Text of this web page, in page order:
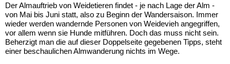
Der Almauftrieb von Weidetieren findet - je nach Lage der Alm -
von Mai bis Juni statt, also zu Beginn der Wandersaison. Immer
wieder werden wandernde Personen von Weidevieh angegriffen,
vor allem wenn sie Hunde mitführen. Doch das muss nicht sein.
Beherzigt man die auf dieser Doppelseite gegebenen Tipps, steht
einer beschaulichen Almwanderung nichts im Wege.